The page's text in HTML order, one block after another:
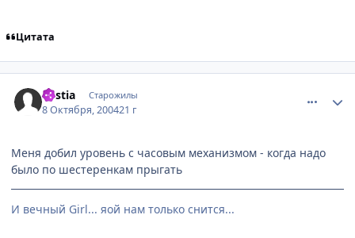
Цитата
Bestia Старожилы
8 Октября, 200421 г
Меня добил уровень с часовым механизмом - когда надо
было по шестеренкам прыгать
И вечный Girl... яой нам только снится...